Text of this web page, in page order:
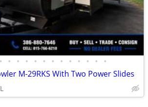
• • • • • • • • • • • • •
M-29RKS With Two Power Slides